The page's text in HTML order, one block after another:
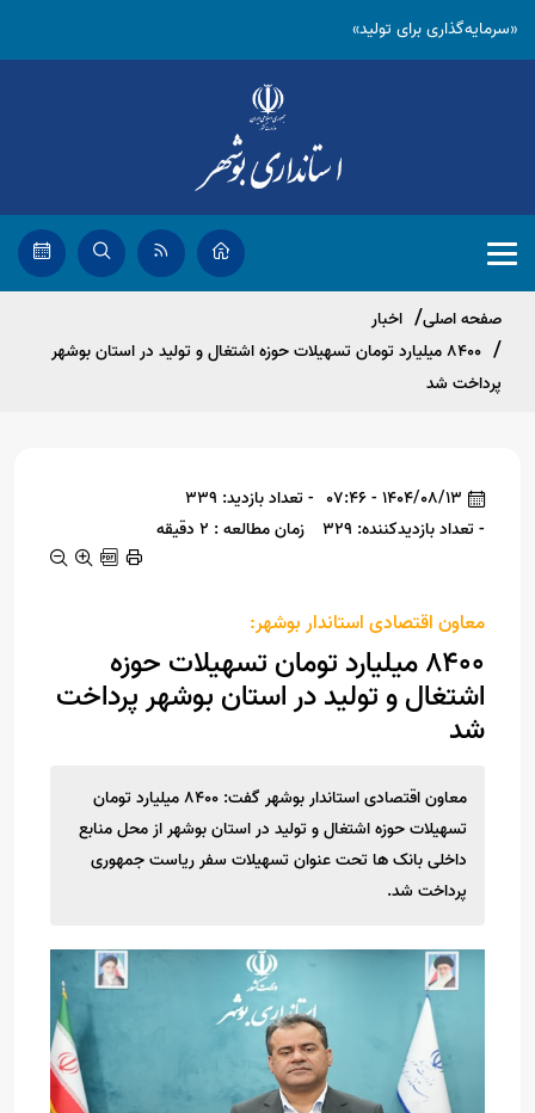
«سرمایه‌گذاری برای تولید»
صفحه اصلی
اخبار
۸۴۰۰ میلیارد تومان تسهیلات حوزه اشتغال و تولید در استان بوشهر
پرداخت شد
1404/08/13 - 07:46
- تعداد بازدید: 339
- تعداد بازدیدکننده: 329
زمان مطالعه : 2 دقیقه
معاون اقتصادی استاندار بوشهر:
۸۴۰۰ میلیارد تومان تسهیلات حوزه
اشتغال و تولید در استان بوشهر پرداخت
شد
معاون اقتصادی استاندار بوشهر گفت: ۸۴۰۰ میلیارد تومان
تسهیلات حوزه اشتغال و تولید در استان بوشهر از محل منابع
داخلی بانک ها تحت عنوان تسهیلات سفر ریاست جمهوری
پرداخت شد.